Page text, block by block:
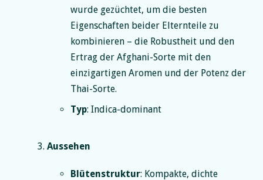
wurde gezüchtet, um die besten
Eigenschaften beider Elternteile zu
kombinieren – die Robustheit und den
Ertrag der Afghani-Sorte mit den
einzigartigen Aromen und der Potenz der
Thai-Sorte.
Typ: Indica-dominant
Aussehen
Blütenstruktur: Kompakte, dichte